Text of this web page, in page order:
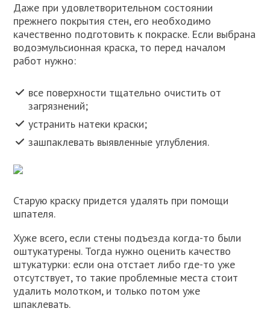
Даже при удовлетворительном состоянии
прежнего покрытия стен, его необходимо
качественно подготовить к покраске. Если выбрана
водоэмульсионная краска, то перед началом
работ нужно:
все поверхности тщательно очистить от
загрязнений;
устранить натеки краски;
зашпаклевать выявленные углубления.
Старую краску придется удалять при помощи
шпателя.
Хуже всего, если стены подъезда когда-то были
оштукатурены. Тогда нужно оценить качество
штукатурки: если она отстает либо где-то уже
отсутствует, то такие проблемные места стоит
удалить молотком, и только потом уже
шпаклевать.